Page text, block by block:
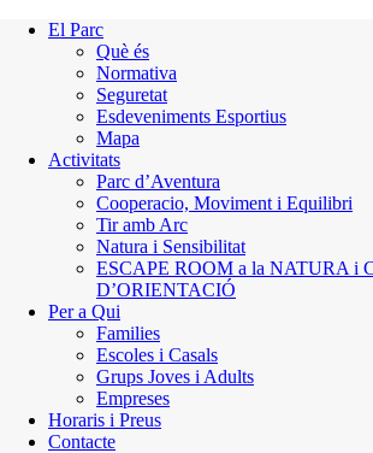
El Parc
Què és
Normativa
Seguretat
Esdeveniments Esportius
Mapa
Activitats
Parc d’Aventura
Cooperacio, Moviment i Equilibri
Tir amb Arc
Natura i Sensibilitat
ESCAPE ROOM a la NATURA i
D’ORIENTACIÓ
Per a Qui
Families
Escoles i Casals
Grups Joves i Adults
Empreses
Horaris i Preus
Contacte